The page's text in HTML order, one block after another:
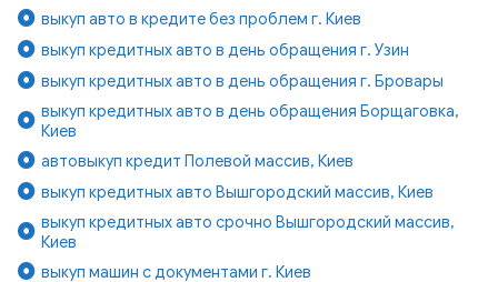
выкуп авто в кредите без проблем г. Киев
выкуп кредитных авто в день обращения г. Узин
выкуп кредитных авто в день обращения г. Бровары
выкуп кредитных авто в день обращения Борщаговка,
Киев
автовыкуп кредит Полевой массив, Киев
выкуп кредитных авто Вышгородский массив, Киев
выкуп кредитных авто срочно Вышгородский массив,
Киев
выкуп машин с документами г. Киев